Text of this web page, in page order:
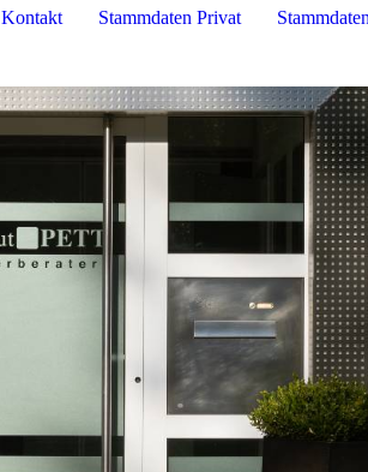
Kontakt Stammdaten Privat